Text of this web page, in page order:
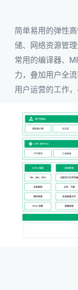
简单易用的弹性
储、网络资源管
常用的编译器、
力，叠加用户全
用户运营的工作